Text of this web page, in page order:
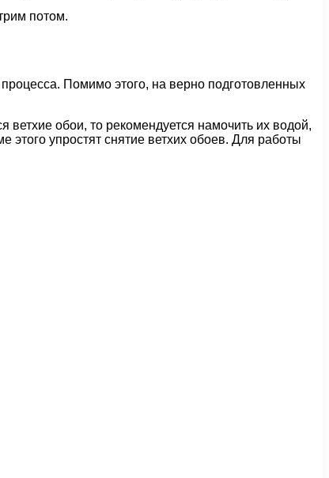
потом.
Помимо этого, на верно подготовленных
ветхие обои, то рекомендуется намочить их водой,
упростят снятие ветхих обоев. Для работы